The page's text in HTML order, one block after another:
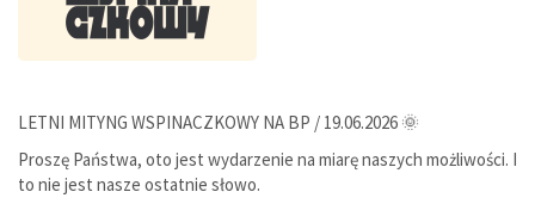
LETNI MITYNG WSPINACZKOWY NA BP / 19.06.2026 🌞
Proszę Państwa, oto jest wydarzenie na miarę naszych możliwości. I
to nie jest nasze ostatnie słowo.